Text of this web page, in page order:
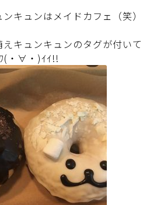
キュンはメイドカフェ（笑）
キュンキュンのタグが付いて
(・∀・)ｲｲ!!